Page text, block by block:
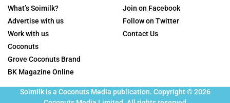
What’s Soimilk?
Advertise with us
Work with us
Coconuts
Grove Coconuts Brand
BK Magazine Online
Join on Facebook
Follow on Twitter
Contact Us
Soimilk is a Coconuts Media publication. Copyright © 2026